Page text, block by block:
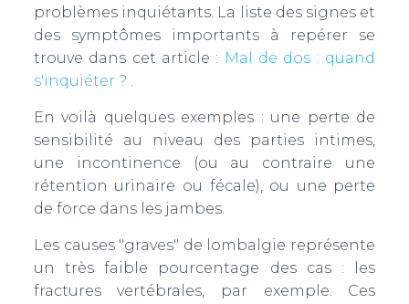
problèmes inquiétants. La liste des signes et
des symptômes importants à repérer se
trouve dans cet article : Mal de dos : quand
s'inquiéter ? .
En voilà quelques exemples : une perte de
sensibilité au niveau des parties intimes,
une incontinence (ou au contraire une
rétention urinaire ou fécale), ou une perte
de force dans les jambes.
Les causes "graves" de lombalgie représente
un très faible pourcentage des cas : les
fractures vertébrales, par exemple. Ces